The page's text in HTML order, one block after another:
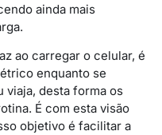
ainda mais
ao carregar o celular, é
enquanto se
viaja, desta forma os
É com esta visão
objetivo é facilitar a